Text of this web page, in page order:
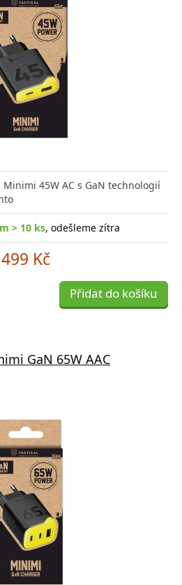
45W AC s GaN technologií
> 10 ks, odešleme zítra
499 Kč
Přidat do košíku
GaN 65W AAC